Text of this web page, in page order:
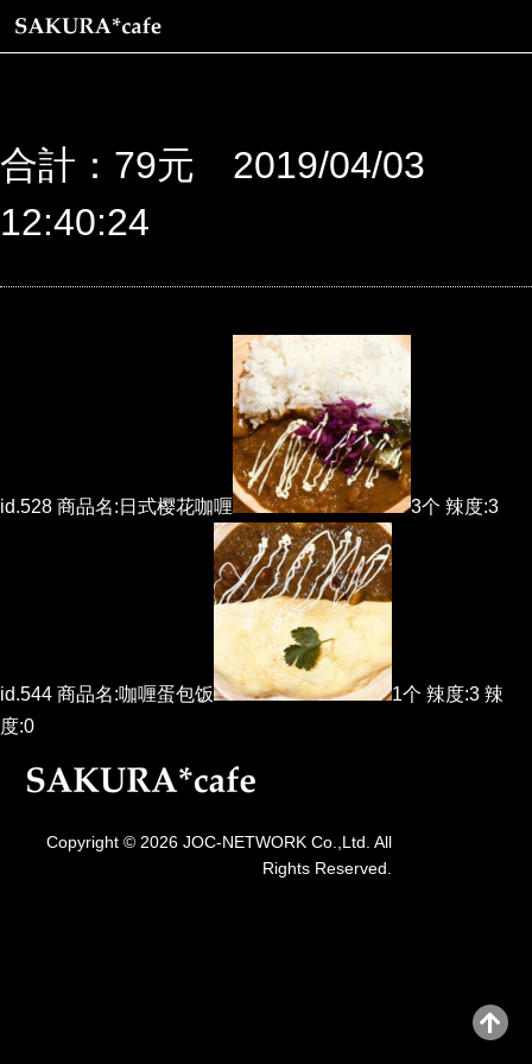
合計：79元 2019/04/03
12:40:24
id.528 商品名:日式樱花咖喱 3个 辣度:3
id.544 商品名:咖喱蛋包饭
1个 辣度:3 辣
度:0
Copyright © 2026 JOC-NETWORK Co.,Ltd. All
Rights Reserved.